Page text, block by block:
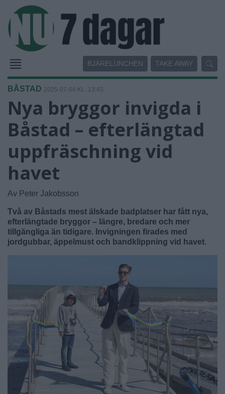
BJÄRELUNCHEN TAKE AWAY
BÅSTAD 2025-07-04 KL. 13:43
Nya bryggor invigda i
Båstad – efterlängtad
uppfräschning vid
havet
Av Peter Jakobsson
Två av Båstads mest älskade badplatser har fått nya,
efterlängtade bryggor – längre, bredare och mer
tillgängliga än tidigare. Invigningen firades med
jordgubbar, äppelmust och bandklippning vid havet.